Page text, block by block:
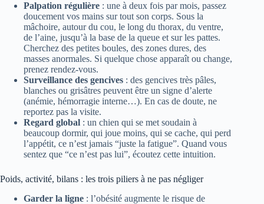
Palpation régulière : une à deux fois par mois, passez
doucement vos mains sur tout son corps. Sous la
mâchoire, autour du cou, le long du thorax, du ventre,
de l’aine, jusqu’à la base de la queue et sur les pattes.
Cherchez des petites boules, des zones dures, des
masses anormales. Si quelque chose apparaît ou change,
prenez rendez-vous.
Surveillance des gencives : des gencives très pâles,
blanches ou grisâtres peuvent être un signe d’alerte
(anémie, hémorragie interne…). En cas de doute, ne
reportez pas la visite.
Regard global : un chien qui se met soudain à
beaucoup dormir, qui joue moins, qui se cache, qui perd
l’appétit, ce n’est jamais “juste la fatigue”. Quand vous
sentez que “ce n’est pas lui”, écoutez cette intuition.
Poids, activité, bilans : les trois piliers à ne pas négliger
Garder la ligne : l’obésité augmente le risque de